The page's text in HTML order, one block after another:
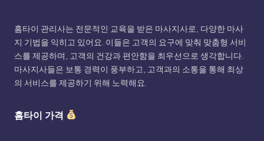
홈타이 관리사는 전문적인 교육을 받은 마사지사로, 다양한 마사
지 기법을 익히고 있어요. 이들은 고객의 요구에 맞춰 맞춤형 서비
스를 제공하며, 고객의 건강과 편안함을 최우선으로 생각합니다.
마사지사들은 보통 경력이 풍부하고, 고객과의 소통을 통해 최상
의 서비스를 제공하기 위해 노력해요.
홈타이 가격